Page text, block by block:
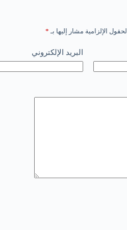
الحقول الإلزامية مشار إليها بـ *
البريد الإلكتروني